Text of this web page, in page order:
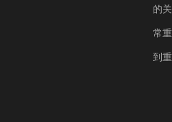
的
常
到